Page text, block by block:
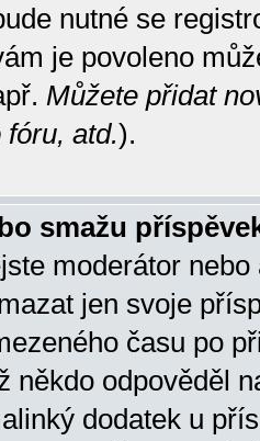
nutné se
je povoleno
Můžete přidat
atd.).
smažu
moderátor
jen svoje
času po
někdo odpověděl
dodatek u